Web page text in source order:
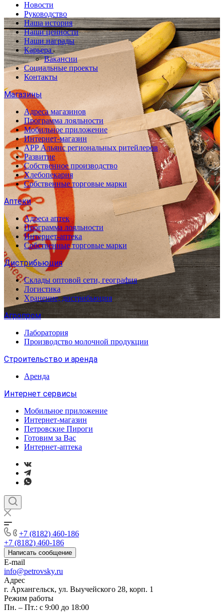
Новости
Руководство
Наша история
Наши ценности
Наши награды
Карьера
Вакансии
Социальные проекты
Контакты
Магазины
Адреса магазинов
Программа лояльности
Мобильное приложение
Интернет-магазин
APP Альянс региональных ритейлеров
Развитие
Собственное производство
Хлебопекарня
Собственные торговые марки
Аптеки
Адреса аптек
Программа лояльности
Интернет-аптека
Собственные торговые марки
Дистрибьюция
Склады оптовой сети, география
Логистика
Хранение, дистрибьюция
Агропром
Лаборатория
Производство молочной продукции
Строительство и аренда
Аренда
Интернет сервисы
Мобильное приложение
Интернет-магазин
Петровские Пироги
Готовим за Вас
Интернет-аптека
+7 (8182) 460-186
+7 (8182) 460-186
Написать сообщение
E-mail
info@petrovsky.ru
Адрес
г. Архангельск, ул. Выучейского 28, корп. 1
Режим работы
Пн. – Пт.: с 9:00 до 18:00